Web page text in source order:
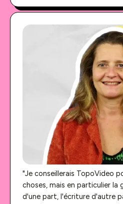
"Je conseillerais TopoVideo
choses, mais en particulier
d'une part, l'écriture d'autre